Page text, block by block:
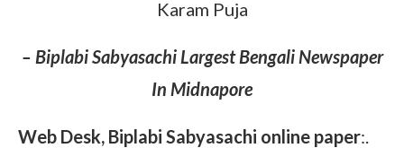
Karam Puja
– Biplabi Sabyasachi Largest Bengali Newspaper
In Midnapore
Web Desk, Biplabi Sabyasachi online paper:.